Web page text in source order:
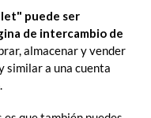
puede ser
de intercambio de
almacenar y vender
similar a una cuenta